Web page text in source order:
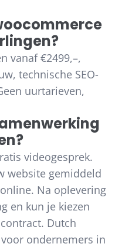
vanaf €2499,–,
technische SEO-
uurtarieven,
videogesprek.
website gemiddeld
Na oplevering
en kun je kiezen
Dutch
ondernemers in